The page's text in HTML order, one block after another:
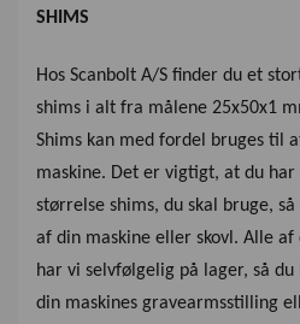
SHIMS
Hos Scanbolt A/S finder du et
shims i alt fra målene 25x50x1
Shims kan med fordel bruges til
maskine. Det er vigtigt, at du
størrelse shims, du skal bruge,
af din maskine eller skovl. Alle af
har vi selvfølgelig på lager, så
din maskines gravearmsstilling